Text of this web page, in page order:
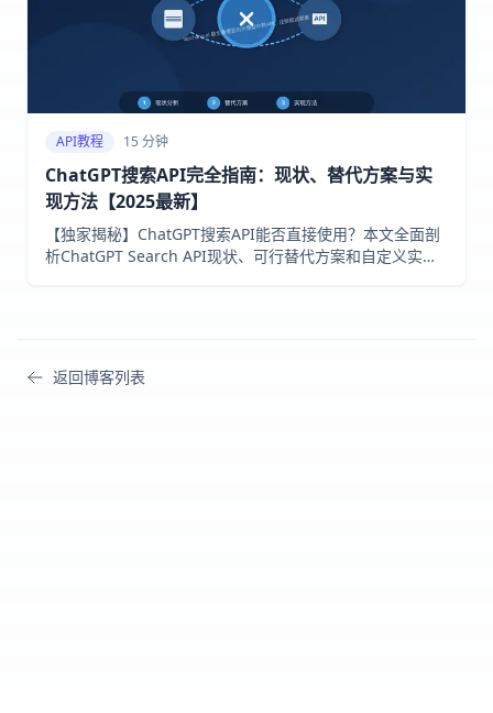
API教程 15 分钟
ChatGPT搜索API完全指南：现状、替代方案与实
现方法【2025最新】
【独家揭秘】ChatGPT搜索API能否直接使用？本文全面剖
析ChatGPT Search API现状、可行替代方案和自定义实现
返回博客列表